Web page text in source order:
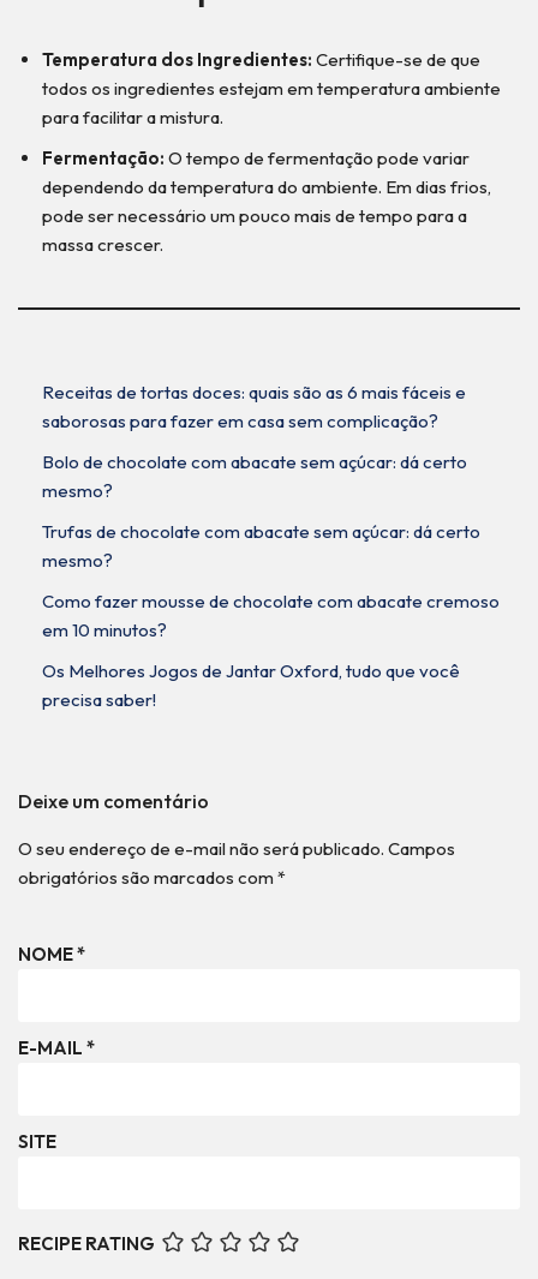
Temperatura dos Ingredientes: Certifique-se de que
todos os ingredientes estejam em temperatura ambiente
para facilitar a mistura.
Fermentação: O tempo de fermentação pode variar
dependendo da temperatura do ambiente. Em dias frios,
pode ser necessário um pouco mais de tempo para a
massa crescer.
Receitas de tortas doces: quais são as 6 mais fáceis e
saborosas para fazer em casa sem complicação?
Bolo de chocolate com abacate sem açúcar: dá certo
mesmo?
Trufas de chocolate com abacate sem açúcar: dá certo
mesmo?
Como fazer mousse de chocolate com abacate cremoso
em 10 minutos?
Os Melhores Jogos de Jantar Oxford, tudo que você
precisa saber!
Deixe um comentário
O seu endereço de e-mail não será publicado. Campos
obrigatórios são marcados com *
NOME*
E-MAIL *
SITE
RECIPE RATING